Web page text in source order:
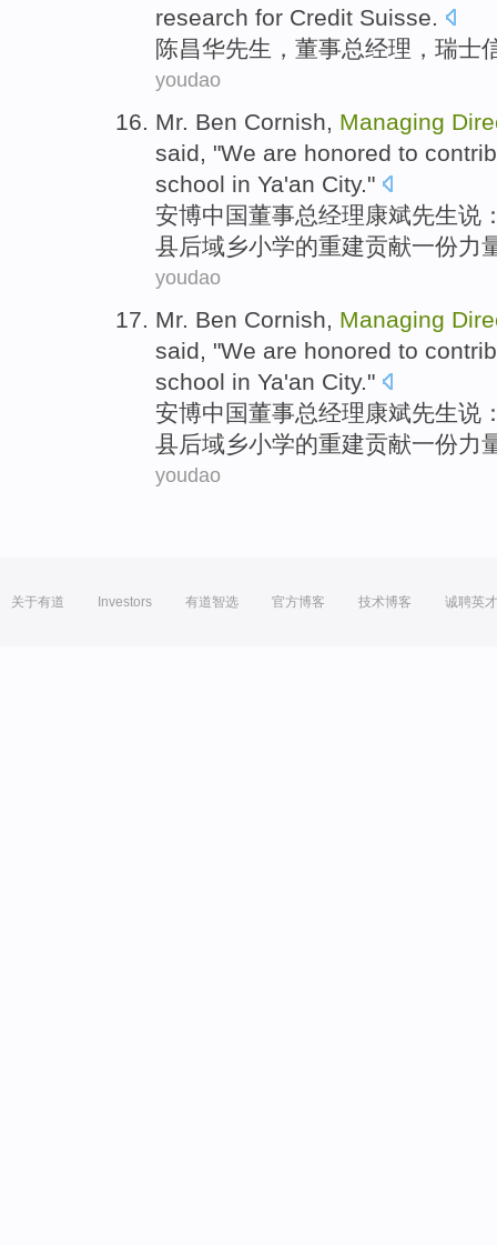
research for Credit Suisse.
陈昌华先生， 董事总经理 ， 瑞士
youdao
Mr. Ben Cornish, Managing
said, "We are honored to
school in Ya'an City."
安博中国董事总经理康斌先生说
县后域乡小学的重建贡献一份力
youdao
Mr. Ben Cornish, Managing
said, "We are honored to
school in Ya'an City."
安博中国董事总经理康斌先生说
县后域乡小学的重建贡献一份力
youdao
关于有道 Investors 有道智选 官方博客 技术博客 诚聘英才